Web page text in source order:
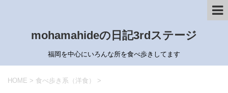
mohamahideの日記3rdステージ
福岡を中心にいろんな所を食べ歩きしてます
HOME > 食べ歩き系（洋食） >